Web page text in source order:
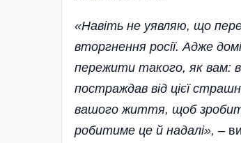
«Навіть не уявляю, що
вторгнення росії. Адже
пережити такого, як вам:
постраждав від цієї
вашого життя, щоб
робитиме це й надалі», –